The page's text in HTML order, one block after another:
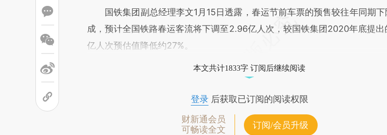
国铁集团副总经理李文1月15日透露，春运节前车票的预售较往年同期下
成，预计全国铁路春运客流将下调至2.96亿人次，较国铁集团2020年底提
亿人次预估值降低约27%。
本文共计1833字 订阅后继续阅读
登录后获取已订阅的阅读权限
财新通会员
可畅读全文
订阅/会员升级